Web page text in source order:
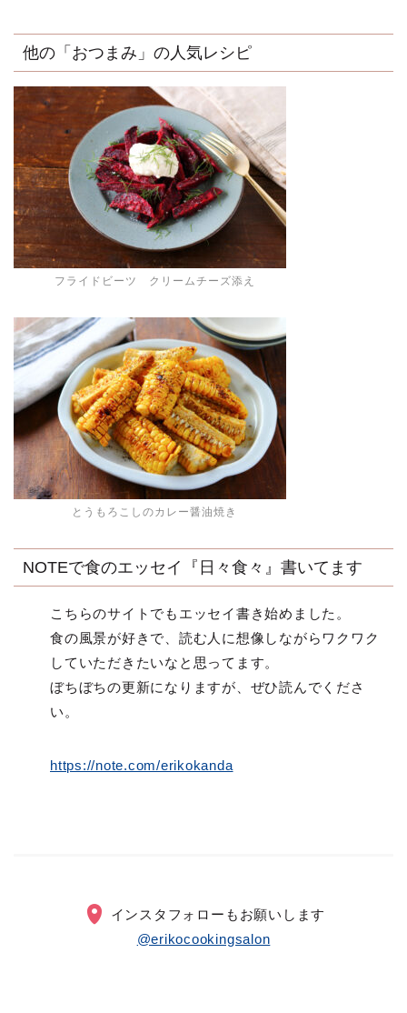
他の「おつまみ」の人気レシピ
フライドビーツ クリームチーズ添え
とうもろこしのカレー醤油焼き
NOTEで食のエッセイ『日々食々』書いてます
こちらのサイトでもエッセイ書き始めました。
食の風景が好きで、読む人に想像しながらワクワク
していただきたいなと思ってます。
ぼちぼちの更新になりますが、ぜひ読んでくださ
い。
https://note.com/erikokanda
インスタフォローもお願いします
@erikocookingsalon